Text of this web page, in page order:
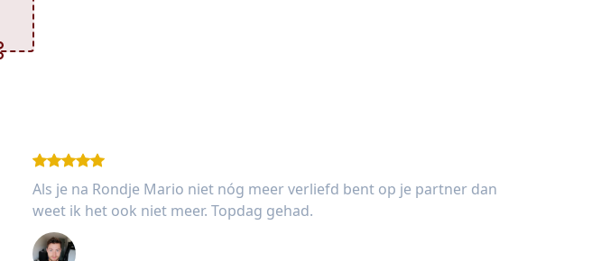
Als je na Rondje Mario niet nóg meer verliefd bent op je partner dan
weet ik het ook niet meer. Topdag gehad.